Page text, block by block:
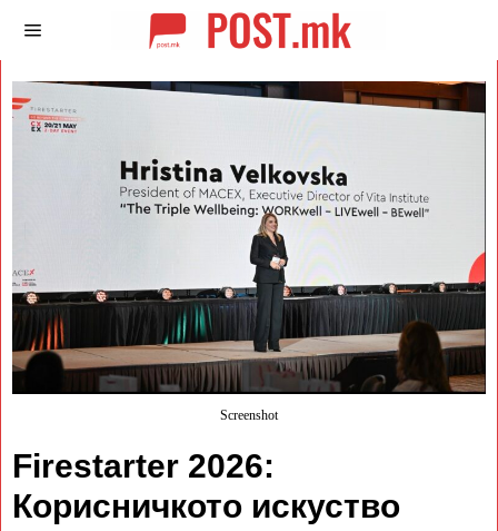
Screenshot
Firestarter 2026:
Корисничкото искуство